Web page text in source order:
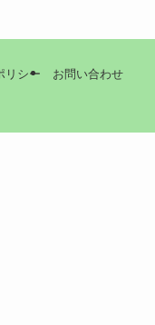
リシー お問い合わせ